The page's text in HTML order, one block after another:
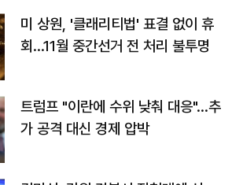
미 상원, '클래리티법' 표결 없이 휴
회…11월 중간선거 전 처리 불투명
트럼프 "이란에 수위 낮춰 대응"…추
가 공격 대신 경제 압박